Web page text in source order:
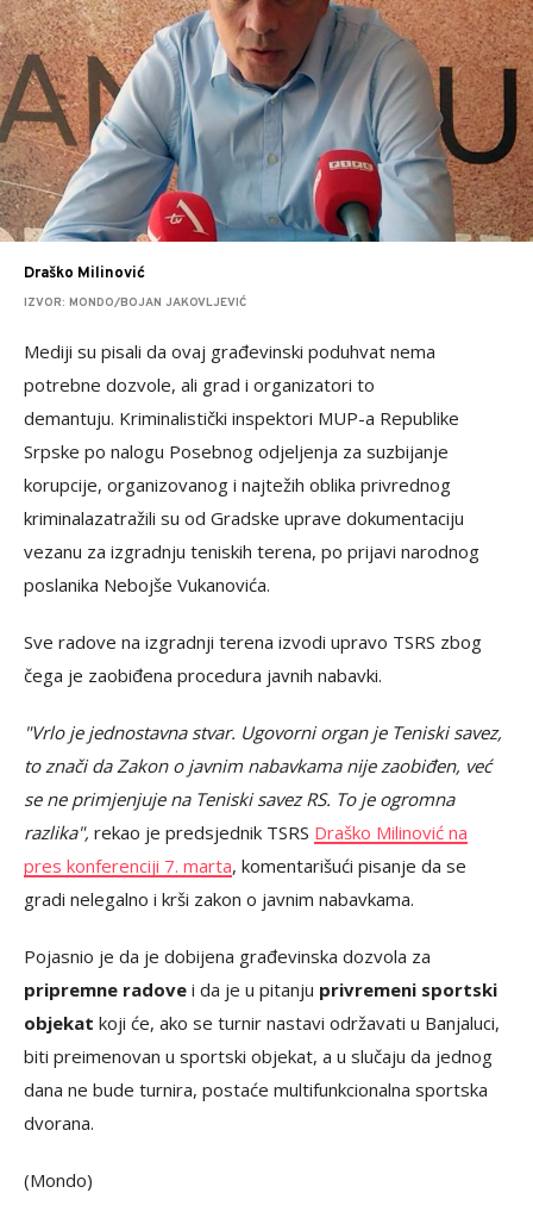
Draško Milinović
IZVOR: MONDO/BOJAN JAKOVLJEVIĆ
Mediji su pisali da ovaj građevinski poduhvat nema
potrebne dozvole, ali grad i organizatori to
demantuju. Kriminalistički inspektori MUP-a Republike
Srpske po nalogu Posebnog odjeljenja za suzbijanje
korupcije, organizovanog i najtežih oblika privrednog
kriminalazatražili su od Gradske uprave dokumentaciju
vezanu za izgradnju teniskih terena, po prijavi narodnog
poslanika Nebojše Vukanovića.
Sve radove na izgradnji terena izvodi upravo TSRS zbog
čega je zaobiđena procedura javnih nabavki.
"Vrlo je jednostavna stvar. Ugovorni organ je Teniski savez,
to znači da Zakon o javnim nabavkama nije zaobiđen, već
se ne primjenjuje na Teniski savez RS. To je ogromna
razlika", rekao je predsjednik TSRS Draško Milinović na
pres konferenciji 7. marta, komentarišući pisanje da se
gradi nelegalno i krši zakon o javnim nabavkama.
Pojasnio je da je dobijena građevinska dozvola za
pripremne radove i da je u pitanju privremeni sportski
objekat koji će, ako se turnir nastavi održavati u Banjaluci,
biti preimenovan u sportski objekat, a u slučaju da jednog
dana ne bude turnira, postaće multifunkcionalna sportska
dvorana.
(Mondo)